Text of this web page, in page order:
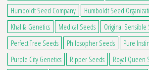
Humboldt Seed Company
Humboldt Seed
Khalifa Genetics
Medical Seeds Original Sensible
Perfect Tree Seeds
Philosopher Seeds
Pure
Purple City Genetics
Ripper Seeds Royal Queen